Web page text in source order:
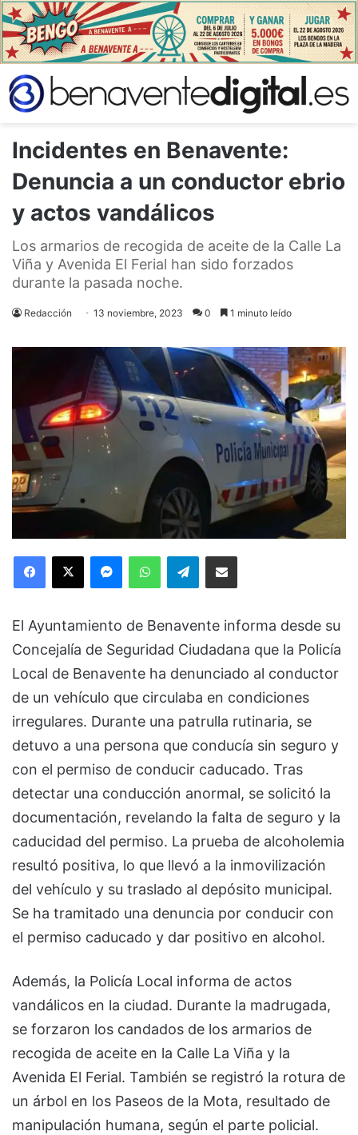
Incidentes en Benavente:
Denuncia a un conductor ebrio
y actos vandálicos
Los armarios de recogida de aceite de la Calle La
Viña y Avenida El Ferial han sido forzados
durante la pasada noche.
Redacción 13 noviembre, 2023 0 1 minuto leído
Facebook
X MessengerWhatsAppTelegramCompartir via Email
El Ayuntamiento de Benavente informa desde su
Concejalía de Seguridad Ciudadana que la Policía
Local de Benavente ha denunciado al conductor
de un vehículo que circulaba en condiciones
irregulares. Durante una patrulla rutinaria, se
detuvo a una persona que conducía sin seguro y
con el permiso de conducir caducado. Tras
detectar una conducción anormal, se solicitó la
documentación, revelando la falta de seguro y la
caducidad del permiso. La prueba de alcoholemia
resultó positiva, lo que llevó a la inmovilización
del vehículo y su traslado al depósito municipal.
Se ha tramitado una denuncia por conducir con
el permiso caducado y dar positivo en alcohol.
Además, la Policía Local informa de actos
vandálicos en la ciudad. Durante la madrugada,
se forzaron los candados de los armarios de
recogida de aceite en la Calle La Viña y la
Avenida El Ferial. También se registró la rotura de
un árbol en los Paseos de la Mota, resultado de
manipulación humana, según el parte policial.